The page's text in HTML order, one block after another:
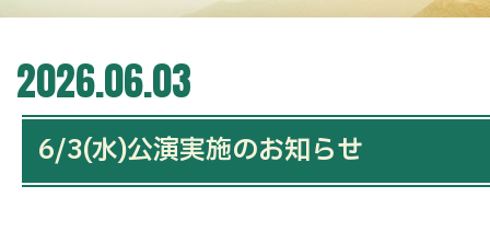
2026.06.03
6/3(水)公演実施のお知らせ